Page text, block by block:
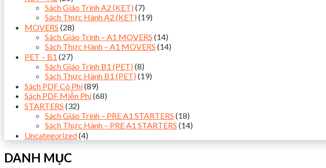
Sách Giáo Trình A2 (KET) (7)
Sách Thực Hành A2 (KET) (19)
MOVERS (28)
Sách Giáo Trình – A1 MOVERS (14)
Sách Thực Hành – A1 MOVERS (14)
PET – B1 (27)
Sách Giáo Trình B1 (PET) (8)
Sách Thực Hành B1 (PET) (19)
Sách PDF Có Phí(89)
Sách PDF Miễn Phí(68)
STARTERS (32)
Sách Giáo Trình – PRE A1 STARTERS (18)
Sách Thực Hành – PRE A1 STARTERS (14)
Uncategorized(4)
DANH MỤC